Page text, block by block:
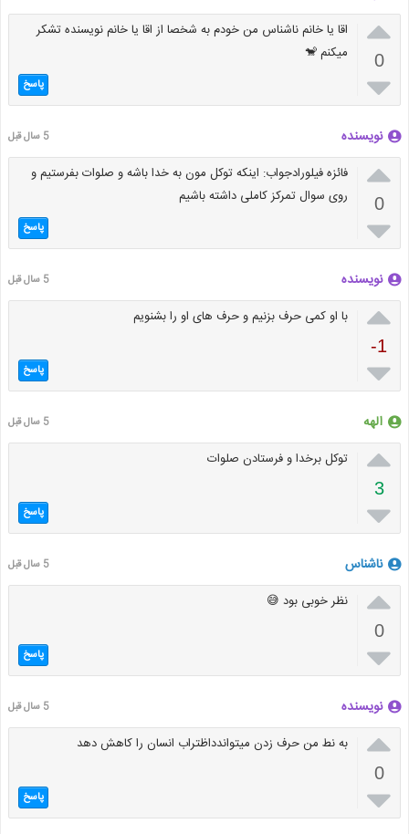

0

اقا یا خانم ناشناس من خودم به شخصا از اقا یا خانم نویسنده تشکر
میکنم 🐒
پاسخ
نویسنده 5 سال قبل

0

فائزه فیلورادجواب: اینکه توکل مون به خدا باشه و صلوات بفرستیم و
روی سوال تمرکز کاملی داشته باشیم
پاسخ
نویسنده 5 سال قبل

-1

با او کمی حرف بزنیم و حرف های او را بشنویم
پاسخ
الهه 5 سال قبل

3

توکل برخدا و فرستادن صلوات
پاسخ
ناشناس 5 سال قبل

0

نظر خوبی بود 😅
پاسخ
نویسنده 5 سال قبل

0

به نط من حرف زدن میتواندداظتراب انسان را کاهش دهد
پاسخ